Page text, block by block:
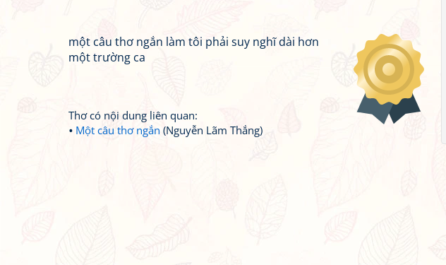
một câu thơ ngắn làm tôi phải suy nghĩ dài hơn
một trường ca
Thơ có nội dung liên quan:
Một câu thơ ngắn (Nguyễn Lãm Thắng)